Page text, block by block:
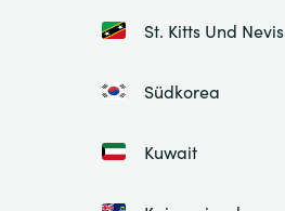
St. Kitts Und Nevis
Südkorea
Kuwait